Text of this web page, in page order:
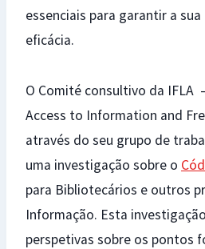
essenciais para garantir a
eficácia.
O Comité consultivo da IFLA
Access to Information and
através do seu grupo de
uma investigação sobre o
para Bibliotecários e outros
Informação. Esta
perspetivas sobre os pontos